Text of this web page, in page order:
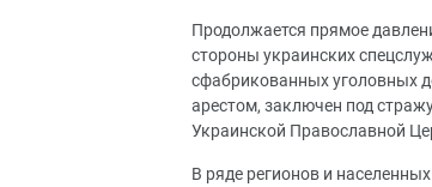
Продолжается прямое
стороны украинских
сфабрикованных уголовных
арестом, заключен под
Украинской Православной
В ряде регионов и